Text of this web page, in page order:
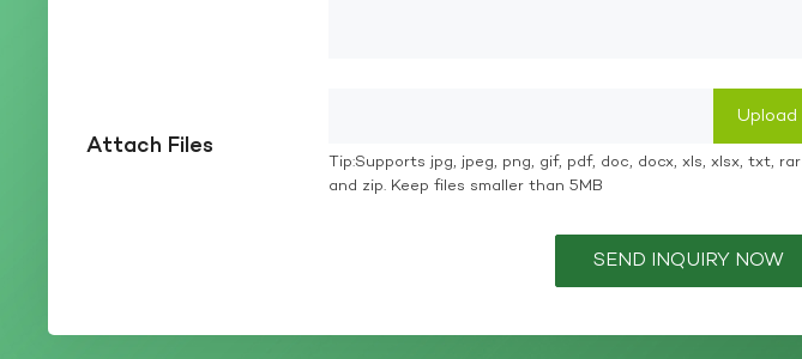
Attach Files
Tip:Supports jpg, jpeg, png, gif, pdf, doc, docx, xls, xlsx, txt, rar
and zip. Keep files smaller than 5MB
SEND INQUIRY NOW